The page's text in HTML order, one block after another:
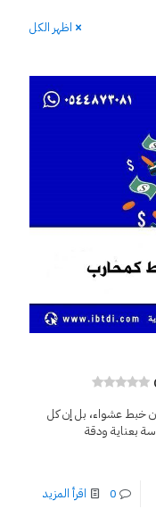
اظهر الكل
خبط عشواء، بل إن كل
بعناية ودقة
0 اقرأ المزيد